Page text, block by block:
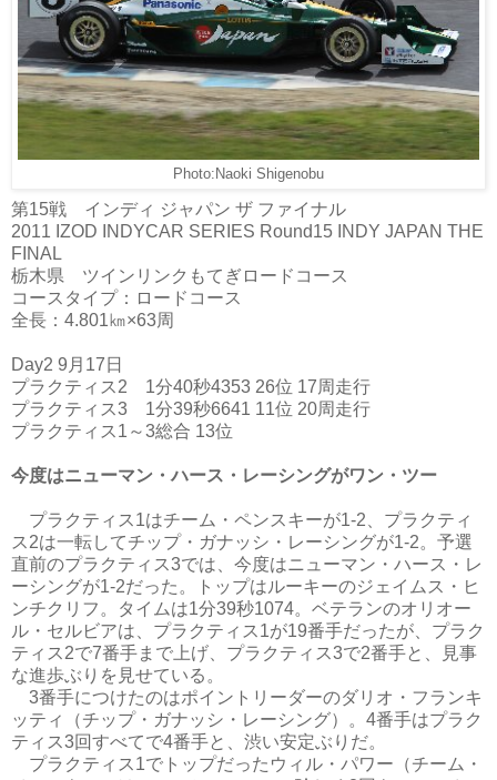
Photo:Naoki Shigenobu
第15戦 インディ ジャパン ザ ファイナル
2011 IZOD INDYCAR SERIES Round15 INDY JAPAN THE
FINAL
栃木県 ツインリンクもてぎロードコース
コースタイプ：ロードコース
全長：4.801㎞×63周
Day2 9月17日
プラクティス2 1分40秒4353 26位 17周走行
プラクティス3 1分39秒6641 11位 20周走行
プラクティス1～3総合 13位
今度はニューマン・ハース・レーシングがワン・ツー
プラクティス1はチーム・ペンスキーが1-2、プラクティ
ス2は一転してチップ・ガナッシ・レーシングが1-2。予選
直前のプラクティス3では、今度はニューマン・ハース・レ
ーシングが1-2だった。トップはルーキーのジェイムス・ヒ
ンチクリフ。タイムは1分39秒1074。ベテランのオリオー
ル・セルビアは、プラクティス1が19番手だったが、プラク
ティス2で7番手まで上げ、プラクティス3で2番手と、見事
な進歩ぶりを見せている。
3番手につけたのはポイントリーダーのダリオ・フランキ
ッティ（チップ・ガナッシ・レーシング）。4番手はプラク
ティス3回すべてで4番手と、渋い安定ぶりだ。
プラクティス1でトップだったウィル・パワー（チーム・